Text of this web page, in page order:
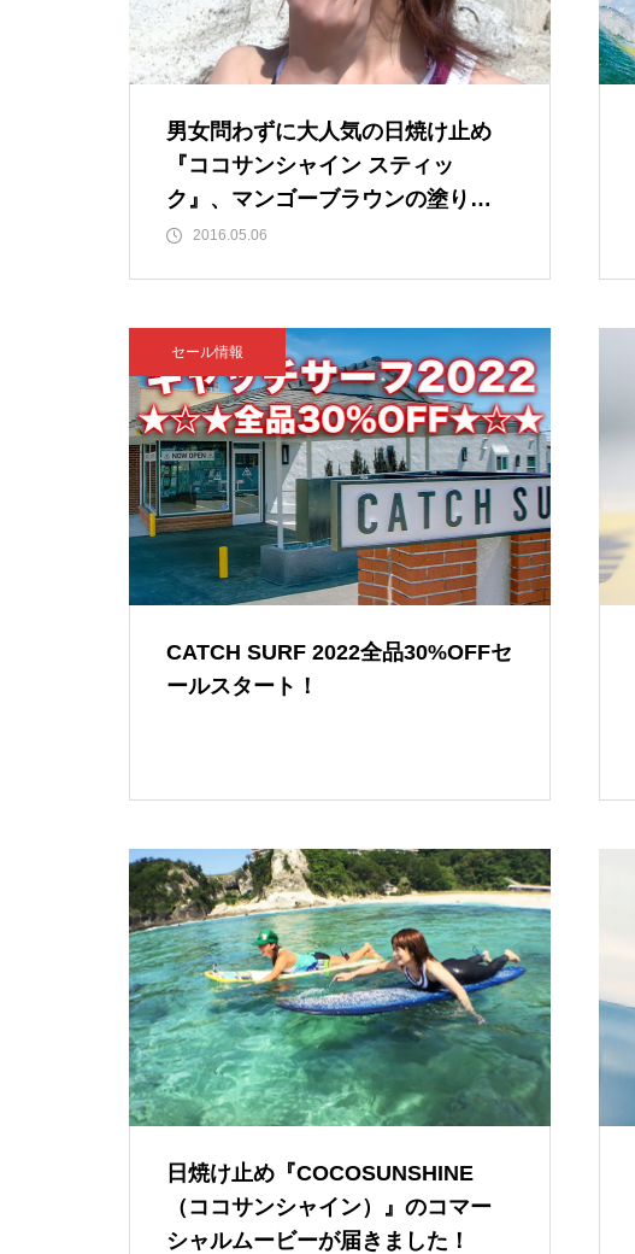
男女問わずに大人気の日焼け止め
『ココサンシャイン スティッ
ク』、マンゴーブラウンの塗り方
を動画でご紹介！
2016.05.06
セール情報
CATCH SURF 2022全品30%OFFセ
ールスタート！
日焼け止め『COCOSUNSHINE
（ココサンシャイン）』のコマー
シャルムービーが届きました！